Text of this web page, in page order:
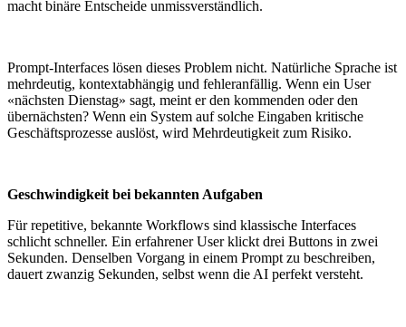
macht binäre Entscheide unmissverständlich.
Prompt-Interfaces lösen dieses Problem nicht. Natürliche Sprache ist
mehrdeutig, kontextabhängig und fehleranfällig. Wenn ein User
«nächsten Dienstag» sagt, meint er den kommenden oder den
übernächsten? Wenn ein System auf solche Eingaben kritische
Geschäftsprozesse auslöst, wird Mehrdeutigkeit zum Risiko.
Geschwindigkeit bei bekannten Aufgaben
Für repetitive, bekannte Workflows sind klassische Interfaces
schlicht schneller. Ein erfahrener User klickt drei Buttons in zwei
Sekunden. Denselben Vorgang in einem Prompt zu beschreiben,
dauert zwanzig Sekunden, selbst wenn die AI perfekt versteht.